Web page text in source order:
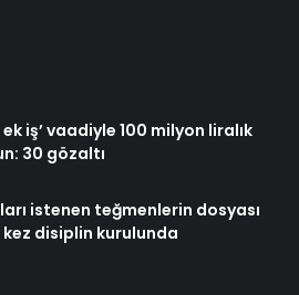
ek iş’ vaadiyle 100 milyon liralık
30 gözaltı
istenen teğmenlerin dosyası
disiplin kurulunda